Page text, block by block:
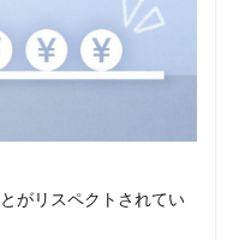
がリスペクトされてい